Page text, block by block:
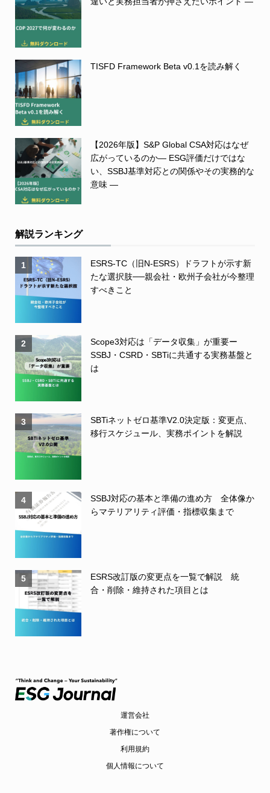
TISFD Framework Beta v0.1を読み解く
【2026年版】S&P Global CSA対応はなぜ
広がっているのか― ESG評価だけではな
い、SSBJ基準対応との関係やその実務的な
意味 ―
解説ランキング
1
ESRS-TC（旧N-ESRS）ドラフトが示す新
たな選択肢──親会社・欧州子会社が今整理
すべきこと
2
Scope3対応は「データ収集」が重要ー
SSBJ・CSRD・SBTiに共通する実務基盤と
は
3
SBTiネットゼロ基準V2.0決定版：変更点、
移行スケジュール、実務ポイントを解説
4
SSBJ対応の基本と準備の進め方 全体像か
らマテリアリティ評価・指標収集まで
5
ESRS改訂版の変更点を一覧で解説 統
合・削除・維持された項目とは
運営会社
著作権について
利用規約
個人情報について